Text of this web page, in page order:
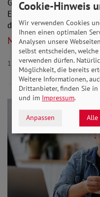
Genaue Auflistung liegt
Erfassung. SoVD fordert
der Patientenrechte.
Mehr lesen
18.08.2023Aktuelles
Cookie-Hinweis
Wir verwenden Cookies
Ihnen einen optimalen
Analysen unsere
selbst entscheiden,
verwenden dürfen.
Möglichkeit, die bereits
Weitere Informationen,
Drittanbieter, finden Sie in
und im Impressum.
Anpassen Alle